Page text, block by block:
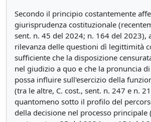
Secondo il principio costantemente
giurisprudenza costituzionale
sent. n. 45 del 2024; n. 164 del 2023),
rilevanza delle questioni dì legittimità
sufficiente che la disposizione
nel giudizio a quo e che la pronuncia
possa influire sull'esercizio della
(tra le altre, C. cost., sent. n. 247 e n.
quantomeno sotto il profilo del
della decisione nel processo principale